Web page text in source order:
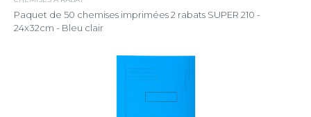
Paquet de 50 chemises imprimées 2 rabats SUPER 210 -
24x32cm - Bleu clair